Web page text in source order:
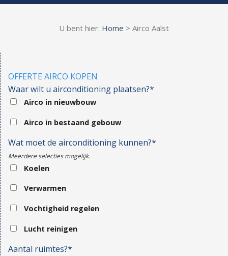
U bent hier: Home > Airco Aalst
OFFERTE AIRCO KOPEN
Waar wilt u airconditioning plaatsen?*
Airco in nieuwbouw
Airco in bestaand gebouw
Wat moet de airconditioning kunnen?*
Meerdere selecties mogelijk.
Koelen
Verwarmen
Vochtigheid regelen
Lucht reinigen
Aantal ruimtes?*